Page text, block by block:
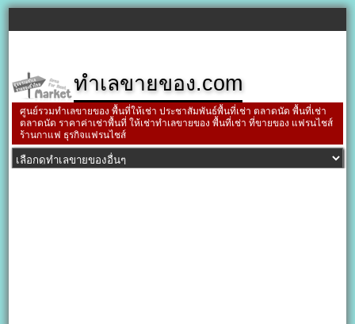
ทำเลขายของ.com
ศูนย์รวมทำเลขายของ พื้นที่ให้เช่า ประชาสัมพันธ์พื้นที่เช่า ตลาดนัด พื้นที่เช่า
ตลาดนัด ราคาค่าเช่าพื้นที่ ให้เช่าทำเลขายของ พื้นที่เช่า ที่ขายของ แฟรนไชส์
ร้านกาแฟ ธุรกิจแฟรนไชส์